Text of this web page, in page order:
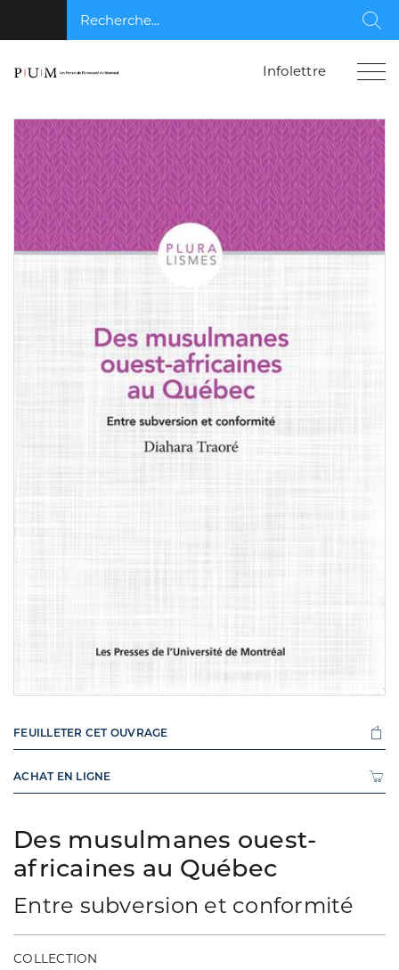
Recherche...
Infolettre
Des musulmanes ouest-
africaines au Québec
Entre subversion et conformité
COLLECTION
FEUILLETER CET OUVRAGE
ACHAT EN LIGNE